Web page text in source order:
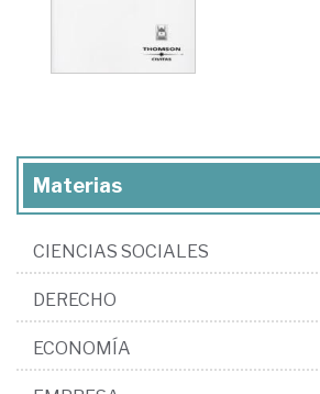
Materias
CIENCIAS SOCIALES
DERECHO
ECONOMÍA